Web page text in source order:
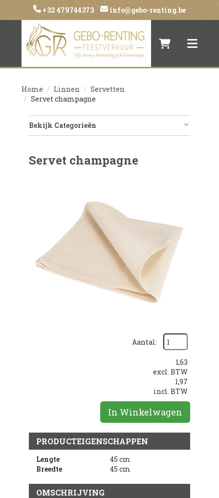
+32 479744373 info@gebo-renting.be
Naar Toggle
Home Linnen
Servetten
Servet champagne
Bekijk Categorieën
Servet champagne
Aantal:
1,63
excl. BTW
1,97
incl. BTW
In Winkelwagen
PRODUCTEIGENSCHAPPEN
Lengte
45 cm
Breedte
45 cm
OMSCHRIJVING